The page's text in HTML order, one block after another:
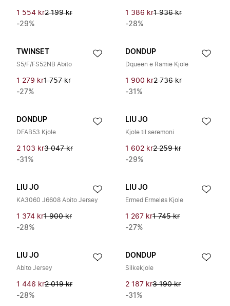
1 554 kr2 199 kr
-29%
1 386 kr1 936 kr
-28%
TWINSET
S5/F/FS52NB Abito
1 279 kr1 757 kr
-27%
DONDUP
Dqueen e Ramie Kjole
1 900 kr2 736 kr
-31%
DONDUP
DFAB53 Kjole
2 103 kr3 047 kr
-31%
LIU JO
Kjole til seremoni
1 602 kr2 259 kr
-29%
LIU JO
KA3060 J6608 Abito Jersey
1 374 kr1 900 kr
-28%
LIU JO
Ermed Ermeløs Kjole
1 267 kr1 745 kr
-27%
LIU JO
Abito Jersey
1 446 kr2 019 kr
-28%
DONDUP
Silkekjole
2 187 kr3 190 kr
-31%